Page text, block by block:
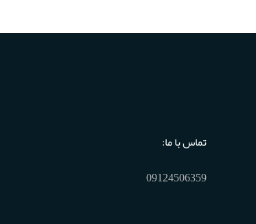
تماس با ما:
09124506359